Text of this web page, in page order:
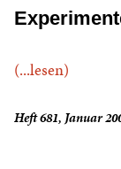
(...lesen)
Heft 681, Januar